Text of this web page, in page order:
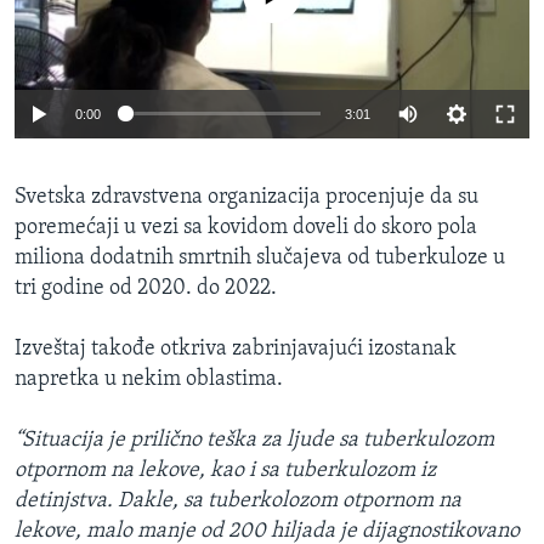
0:00 3:01
Svetska zdravstvena organizacija procenjuje da su
poremećaji u vezi sa kovidom doveli do skoro pola
miliona dodatnih smrtnih slučajeva od tuberkuloze u
tri godine od 2020. do 2022.
Izveštaj takođe otkriva zabrinjavajući izostanak
napretka u nekim oblastima.
“Situacija je prilično teška za ljude sa tuberkulozom
otpornom na lekove, kao i sa tuberkulozom iz
detinjstva. Dakle, sa tuberkolozom otpornom na
lekove, malo manje od 200 hiljada je dijagnostikovano